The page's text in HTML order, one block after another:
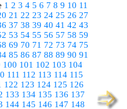
1 2 3 4 5 6 7 8 9 10 11
21 22 23 24 25 26 27
37 38 39 40 41 42 43
53 54 55 56 57 58 59
69 70 71 72 73 74 75
85 86 87 88 89 90 91
100 101 102 103 104
111 112 113 114 115
122 123 124 125 126
133 134 135 136 137
144 145 146 147 148